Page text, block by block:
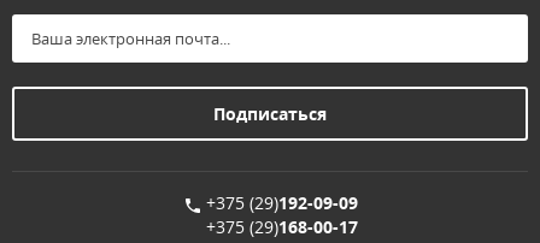
+375 (29)192-09-09
+375 (29)168-00-17